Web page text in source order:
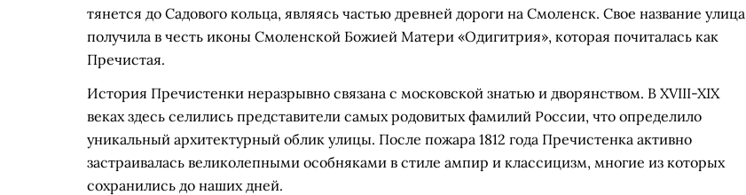
тянется до Садового кольца, являясь частью древней дороги на Смоленск. Свое название улица
получила в честь иконы Смоленской Божией Матери «Одигитрия», которая почиталась как
Пречистая.
История Пречистенки неразрывно связана с московской знатью и дворянством. В XVIII-XIX
веках здесь селились представители самых родовитых фамилий России, что определило
уникальный архитектурный облик улицы. После пожара 1812 года Пречистенка активно
застраивалась великолепными особняками в стиле ампир и классицизм, многие из которых
сохранились до наших дней.